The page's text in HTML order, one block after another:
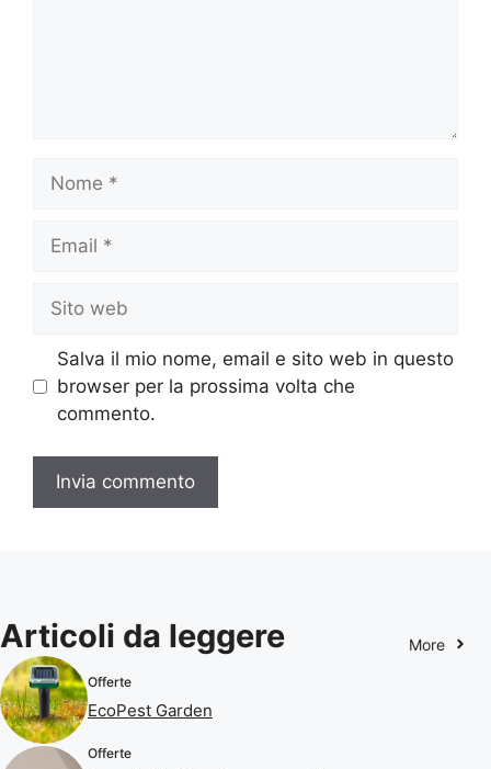
Nome
Email
Sito
web
Salva il mio nome, email e sito web in questo
browser per la prossima volta che
commento.
Articoli da leggere More
Offerte
EcoPest Garden
Offerte